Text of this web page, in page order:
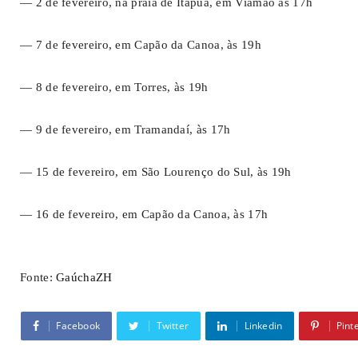
— 7 de fevereiro, em Capão da Canoa, às 19h
— 8 de fevereiro, em Torres, às 19h
— 9 de fevereiro, em Tramandaí, às 17h
— 15 de fevereiro, em São Lourenço do Sul, às 19h
— 16 de fevereiro, em Capão da Canoa, às 17h
Fonte:GaúchaZH
Facebook Twitter Linkedin